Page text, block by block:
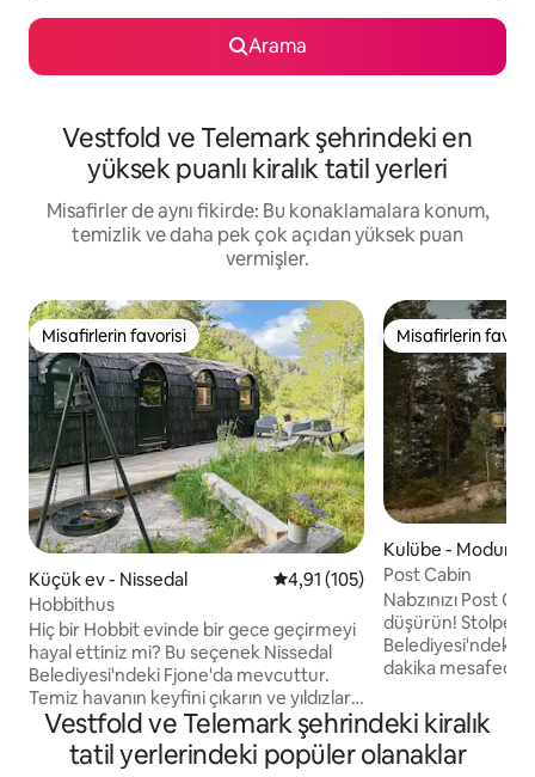
Arama
Vestfold ve Telemark şehrindeki en
yüksek puanlı kiralık tatil yerleri
Misafirler de aynı fikirde: Bu konaklamalara konum,
temizlik ve daha pek çok açıdan yüksek puan
vermişler.
Misafirlerin favorisi
Misafirlerin favorisi
Küçük ev - Nissedal 5 üzerinden ortalama 4,91
4,91 (105)
Hobbithus
Hiç bir Hobbit evinde bir gece geçirmeyi
hayal ettiniz mi? Bu seçenek Nissedal
Belediyesi'ndeki Fjone'da mevcuttur.
Temiz havanın keyfini çıkarın ve yıldızları
izleyin. Bir battaniyeye sarılın. Bol bol
gülümseyin ve gülümseyin. İyi
arkadaşlarla iyi yemeklerin tadını çıkarın.
Misafirlerin
Misafirlerin
Kulübe - Modum
Post Cabin
Nabzınızı Post
düşürün! Stolpehytta, Modum
Belediyesi'ndeki
dakika
Burada ağaçların
bulabilirsiniz.
manzaranın ve
Vestfold ve Telemark şehrindeki kiralık
tatil yerlerindeki popüler olanaklar